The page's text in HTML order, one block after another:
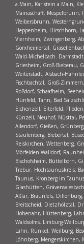
a.Main, Karlstein a.Main,
Mainaschaff, Mespelbrunn,
Weibersbrunn,
Heppenheim, Hirschhorn,
Viernheim, Zwingenberg,
Gorxheimertal,
Wald-Michelbach.
Griesheim, Groß-Bieberau,
Weiterstadt, Alsbach-
Fischbachtal, Groß-
Roßdorf, Schaafheim,
Hünfeld, Tann, Bad
Eichenzell, Eiterfeld,
Künzell, Neuhof, Nüsttal,
Allendorf, Gießen,
Staufenberg, Biebertal,
Reiskirchen, Wettenberg.
Mörfelden-Walldorf,
Bischofsheim, Büttelborn,
Trebur. Hochtaunuskreis:
Taunus, Kronberg im
Glashütten,
Aßlar, Braunfels,
Breitscheid, Dietzhölztal,
Hohenahr, Hüttenberg,
Waldsolms. Limburg-
Lahn, Runkel, Weilburg,
Löhnberg, Mengerskirchen,